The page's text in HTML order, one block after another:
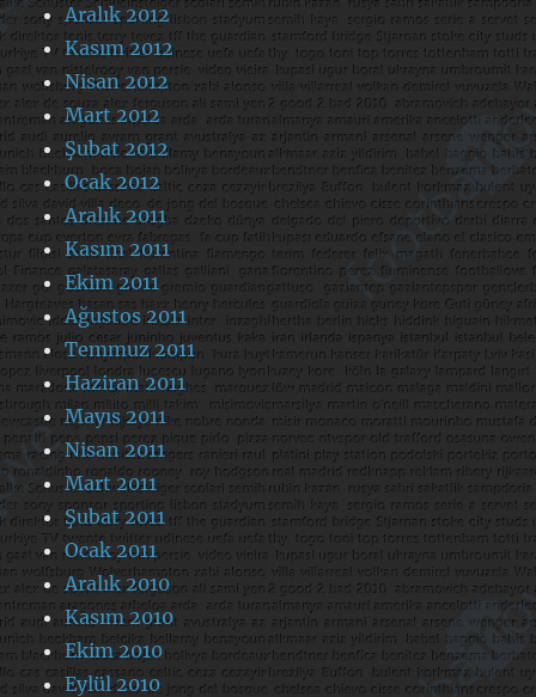
Aralık 2012
Kasım 2012
Nisan 2012
Mart 2012
Şubat 2012
Ocak 2012
Aralık 2011
Kasım 2011
Ekim 2011
Ağustos 2011
Temmuz 2011
Haziran 2011
Mayıs 2011
Nisan 2011
Mart 2011
Şubat 2011
Ocak 2011
Aralık 2010
Kasım 2010
Ekim 2010
Eylül 2010